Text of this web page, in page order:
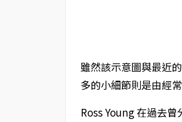
雖然該示意圖與最近
多的小細節則是由經
Ross Young 在過去